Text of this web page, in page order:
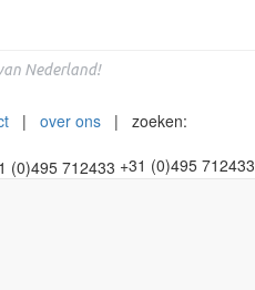
Nederland!
| over ons | zoeken:
+31 (0)495 712433